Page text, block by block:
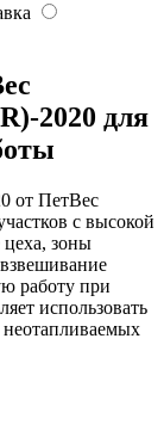
2020 для
от ПетВес
с высокой
зоны
работу при
использовать